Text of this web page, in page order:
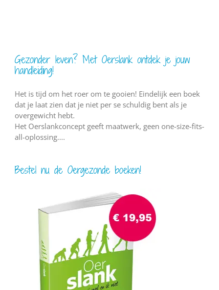
Gezonder leven? Met Oerslank ontdek je jouw
handleiding!
Het is tijd om het roer om te gooien! Eindelijk een boek
dat je laat zien dat je niet per se schuldig bent als je
overgewicht hebt.
Het Oerslankconcept geeft maatwerk, geen one-size-fits-
all-oplossing....
Bestel nu de Oergezonde boeken!